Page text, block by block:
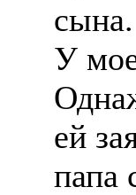
У
ей
папа